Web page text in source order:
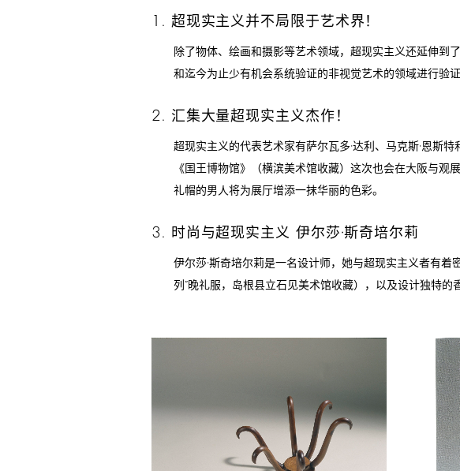
1. 超现实主义并不局限于艺术界！
除了物体、绘画和摄影等艺术领域，超现实主义还延伸到
和迄今为止少有机会系统验证的非视觉艺术的领域进行验
2. 汇集大量超现实主义杰作！
超现实主义的代表艺术家有萨尔瓦多·达利、马克斯·恩斯
《国王博物馆》（横滨美术馆收藏）这次也会在大阪与
礼帽的男人将为展厅增添一抹华丽的色彩。
3. 时尚与超现实主义 伊尔莎·斯奇培尔莉
伊尔莎·斯奇培尔莉是一名设计师，她与超现实主义者有
列”晚礼服，岛根县立石见美术馆收藏），以及设计独特的